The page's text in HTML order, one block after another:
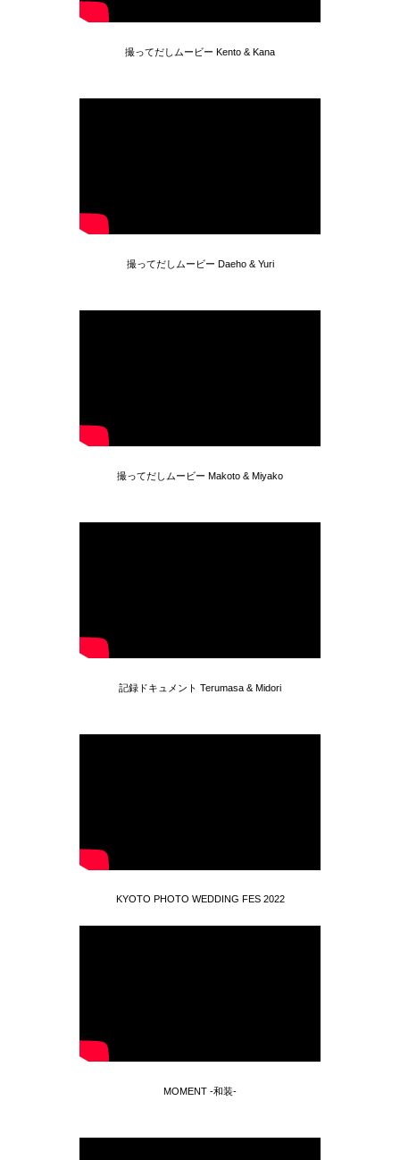
撮ってだしムービー Kento & Kana
撮ってだしムービー Daeho & Yuri
撮ってだしムービー Makoto & Miyako
記録ドキュメント Terumasa & Midori
KYOTO PHOTO WEDDING FES 2022
MOMENT -和装-